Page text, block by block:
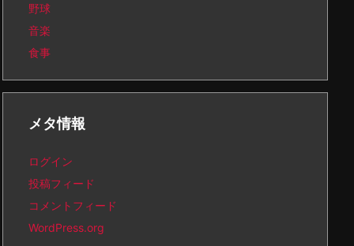
野球
音楽
食事
メタ情報
ログイン
投稿フィード
コメントフィード
WordPress.org